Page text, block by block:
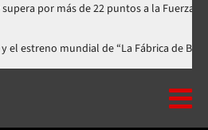
de 22 puntos a la Fuerza del Pueblo
casa llena y el estreno mundial de “La